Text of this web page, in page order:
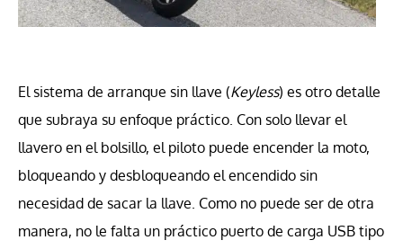
El sistema de arranque sin llave (Keyless) es otro detalle
que subraya su enfoque práctico. Con solo llevar el
llavero en el bolsillo, el piloto puede encender la moto,
bloqueando y desbloqueando el encendido sin
necesidad de sacar la llave. Como no puede ser de otra
manera, no le falta un práctico puerto de carga USB tipo